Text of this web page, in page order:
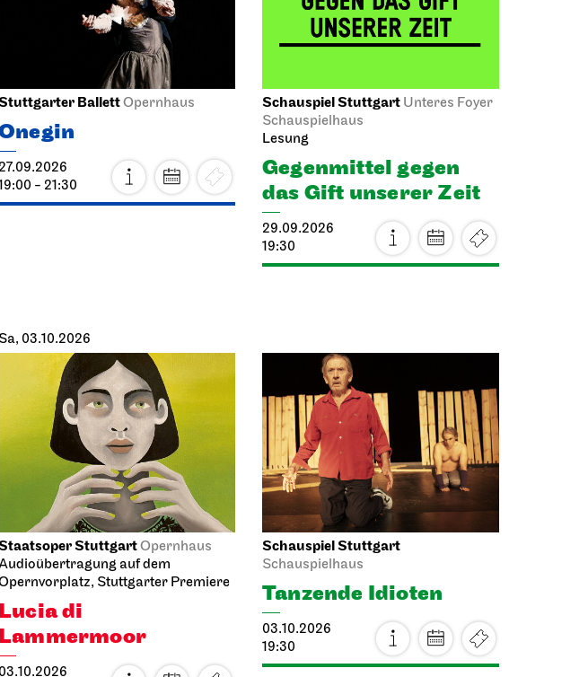
BallettOpernhaus
27.09.2026
- 21:30
Schauspiel Stuttgart Unteres Foyer
Schauspielhaus
Lesung
Gegen­mittel gegen
das Gift unserer Zeit
29.09.2026
19:30
Sa, 03.10.2026
StuttgartOpernhaus
auf dem
Stuttgarter Premiere
Lucia di
Lammermoor
Schauspiel Stuttgart
Schauspielhaus
Tanzende Idioten
03.10.2026
19:30